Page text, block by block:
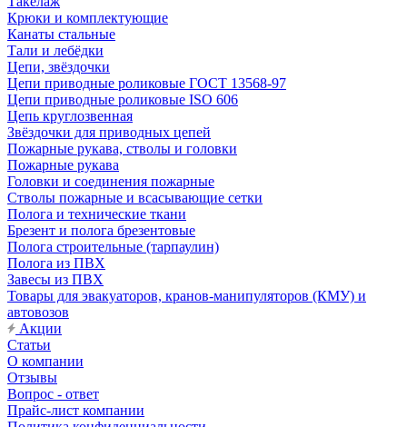
Крюки и комплектующие
Канаты стальные
Тали и лебёдки
Цепи, звёздочки
Цепи приводные роликовые ГОСТ 13568-97
Цепи приводные роликовые ISO 606
Цепь круглозвенная
Звёздочки для приводных цепей
Пожарные рукава, стволы и головки
Пожарные рукава
Головки и соединения пожарные
Стволы пожарные и всасывающие сетки
Полога и технические ткани
Брезент и полога брезентовые
Полога строительные (тарпаулин)
Полога из ПВХ
Завесы из ПВХ
Товары для эвакуаторов, кранов-манипуляторов (КМУ) и
автовозов
Акции
Статьи
О компании
Отзывы
Вопрос - ответ
Прайс-лист компании